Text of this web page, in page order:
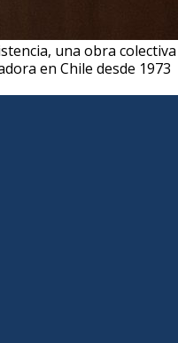
una obra colectiva
en Chile desde 1973